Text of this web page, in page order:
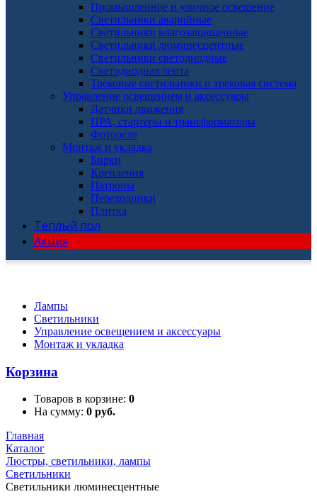
Промышленное и уличное освещение
Светильники аварийные
Светильники влагозащищенные
Светильники люминесцентные
Светильники светодиодные
Светодиодная лента
Трековые светильники и трековая система
Управление освещением и аксессуары
Датчики движения
ПРА, стартеры и трансформаторы
Фотореле
Монтаж и укладка
Бирки
Крепления
Патроны
Переходники
Плитка
Теплый пол
Акция
Лампы
Светильники
Управление освещением и аксессуары
Монтаж и укладка
Корзина
Товаров в корзине: 0
На сумму: 0 руб.
Главная
Каталог
Люстры, светильники, лампы
Светильники
Светильники люминесцентные